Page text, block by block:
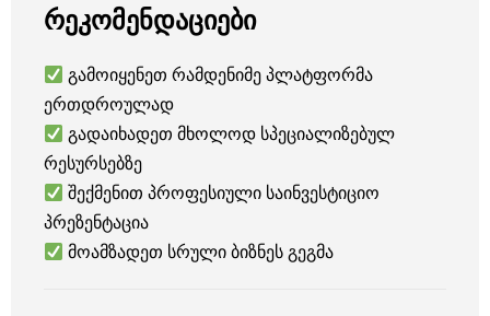
რეკომენდაციები
გამოიყენეთ რამდენიმე პლატფორმა
ერთდროულად
გადაიხადეთ მხოლოდ სპეციალიზებულ
რესურსებზე
შექმენით პროფესიული საინვესტიციო
პრეზენტაცია
მოამზადეთ სრული ბიზნეს გეგმა